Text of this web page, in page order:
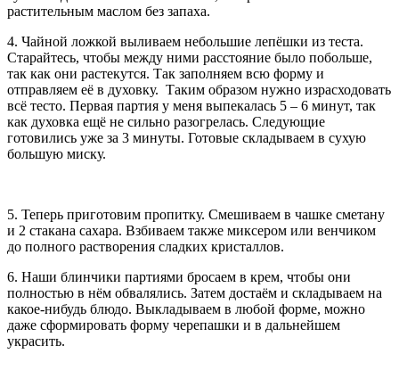
растительным маслом без запаха.
4. Чайной ложкой выливаем небольшие лепёшки из теста.
Старайтесь, чтобы между ними расстояние было побольше,
так как они растекутся. Так заполняем всю форму и
отправляем её в духовку. Таким образом нужно израсходовать
всё тесто. Первая партия у меня выпекалась 5 – 6 минут, так
как духовка ещё не сильно разогрелась. Следующие
готовились уже за 3 минуты. Готовые складываем в сухую
большую миску.
5. Теперь приготовим пропитку. Смешиваем в чашке сметану
и 2 стакана сахара. Взбиваем также миксером или венчиком
до полного растворения сладких кристаллов.
6. Наши блинчики партиями бросаем в крем, чтобы они
полностью в нём обвалялись. Затем достаём и складываем на
какое-нибудь блюдо. Выкладываем в любой форме, можно
даже сформировать форму черепашки и в дальнейшем
украсить.